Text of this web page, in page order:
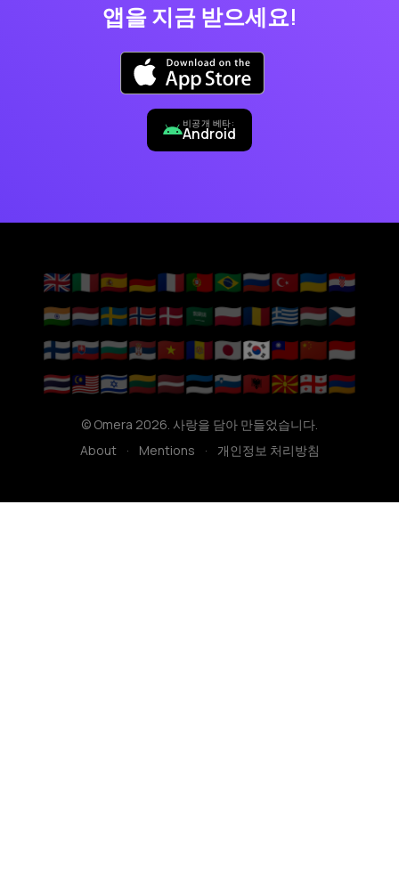
앱을 지금 받으세요!
비공개 베타:
Android
🇬🇧🇮🇹🇪🇸🇩🇪🇫🇷🇵🇹🇧🇷🇷🇺🇹🇷🇺🇦🇭🇷
🇮🇳🇳🇱🇸🇪🇳🇴🇩🇰🇸🇦🇵🇱🇷🇴🇬🇷🇭🇺🇨🇿
🇫🇮🇸🇰🇧🇬🇷🇸🇻🇳🇦🇩🇯🇵🇰🇷🇹🇼🇨🇳🇮🇩
🇹🇭🇲🇾🇮🇱🇱🇹🇱🇻🇪🇪🇸🇮🇦🇱🇲🇰🇬🇪🇦🇲
© Omera 2026. 사랑을 담아 만들었습니다.
About
· Mentions · 개인정보 처리방침